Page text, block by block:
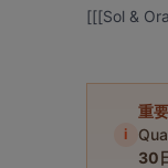
[[[Sol &
i
重
30